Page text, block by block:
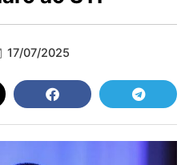
17/07/2025